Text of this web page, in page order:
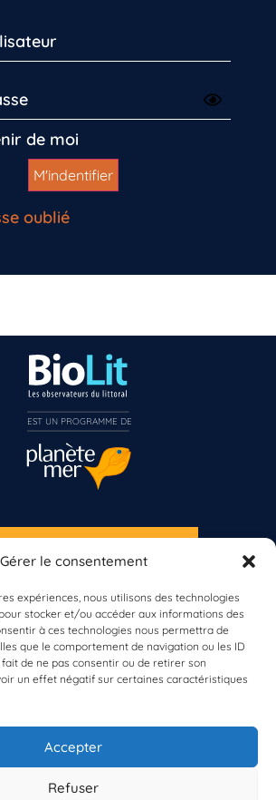
Gérer le consentement
expériences, nous utilisons des technologies
stocker et/ou accéder aux informations des
à ces technologies nous permettra de
que le comportement de navigation ou les ID
fait de ne pas consentir ou de retirer son
un effet négatif sur certaines caractéristiques
Accepter
Refuser
de moi
oublié
À propos de BioLit
Vos données d'observation
Ressources
Résultats du programme
À LA NEWSLETTER
pas encore inscrit à Biolit ?
vous dès maintenant